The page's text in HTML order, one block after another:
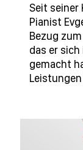
Seit seiner
Pianist
Bezug
das er
gemacht